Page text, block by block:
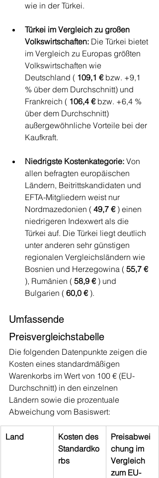
wie in der Türkei.
Türkei im Vergleich zu großen
Volkswirtschaften: Die Türkei bietet
im Vergleich zu Europas größten
Volkswirtschaften wie
Deutschland ( 109,1 € bzw. +9,1
% über dem Durchschnitt) und
Frankreich ( 106,4 € bzw. +6,4 %
über dem Durchschnitt)
außergewöhnliche Vorteile bei der
Kaufkraft.
Niedrigste Kostenkategorie: Von
allen befragten europäischen
Ländern, Beitrittskandidaten und
EFTA-Mitgliedern weist nur
Nordmazedonien ( 49,7 € ) einen
niedrigeren Indexwert als die
Türkei auf. Die Türkei liegt deutlich
unter anderen sehr günstigen
regionalen Vergleichsländern wie
Bosnien und Herzegowina ( 55,7 €
), Rumänien ( 58,9 € ) und
Bulgarien ( 60,0 € ).
Umfassende
Preisvergleichstabelle
Die folgenden Datenpunkte zeigen die
Kosten eines standardmäßigen
Warenkorbs im Wert von 100 € (EU-
Durchschnitt) in den einzelnen
Ländern sowie die prozentuale
Abweichung vom Basiswert:
Land
Kosten des
Standardko
rbs
Preisabwei
chung im
Vergleich
zum EU-